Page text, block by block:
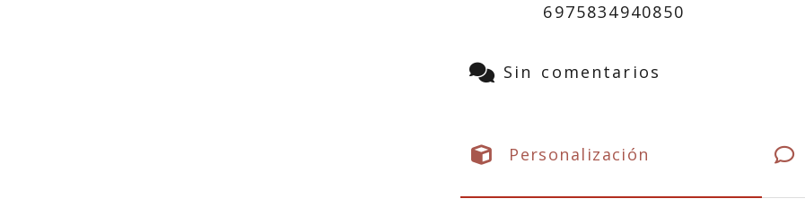
6975834940850
Sin comentarios
Personalización